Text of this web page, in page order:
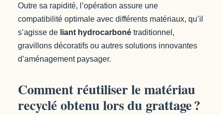
Outre sa rapidité, l’opération assure une
compatibilité optimale avec différents matériaux, qu’il
s’agisse de liant hydrocarboné traditionnel,
gravillons décoratifs ou autres solutions innovantes
d’aménagement paysager.
Comment réutiliser le matériau
recyclé obtenu lors du grattage ?